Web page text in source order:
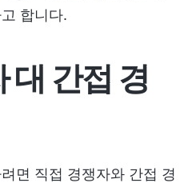
합니다.
대 간접 경
면 직접 경쟁자와 간접 경